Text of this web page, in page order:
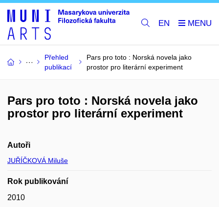
EN
Přehled
publikací
Pars pro toto : Norská novela jako
prostor pro literární experiment
Pars pro toto : Norská novela jako
prostor pro literární experiment
Autoři
JUŘÍČKOVÁ Miluše
Rok publikování
2010